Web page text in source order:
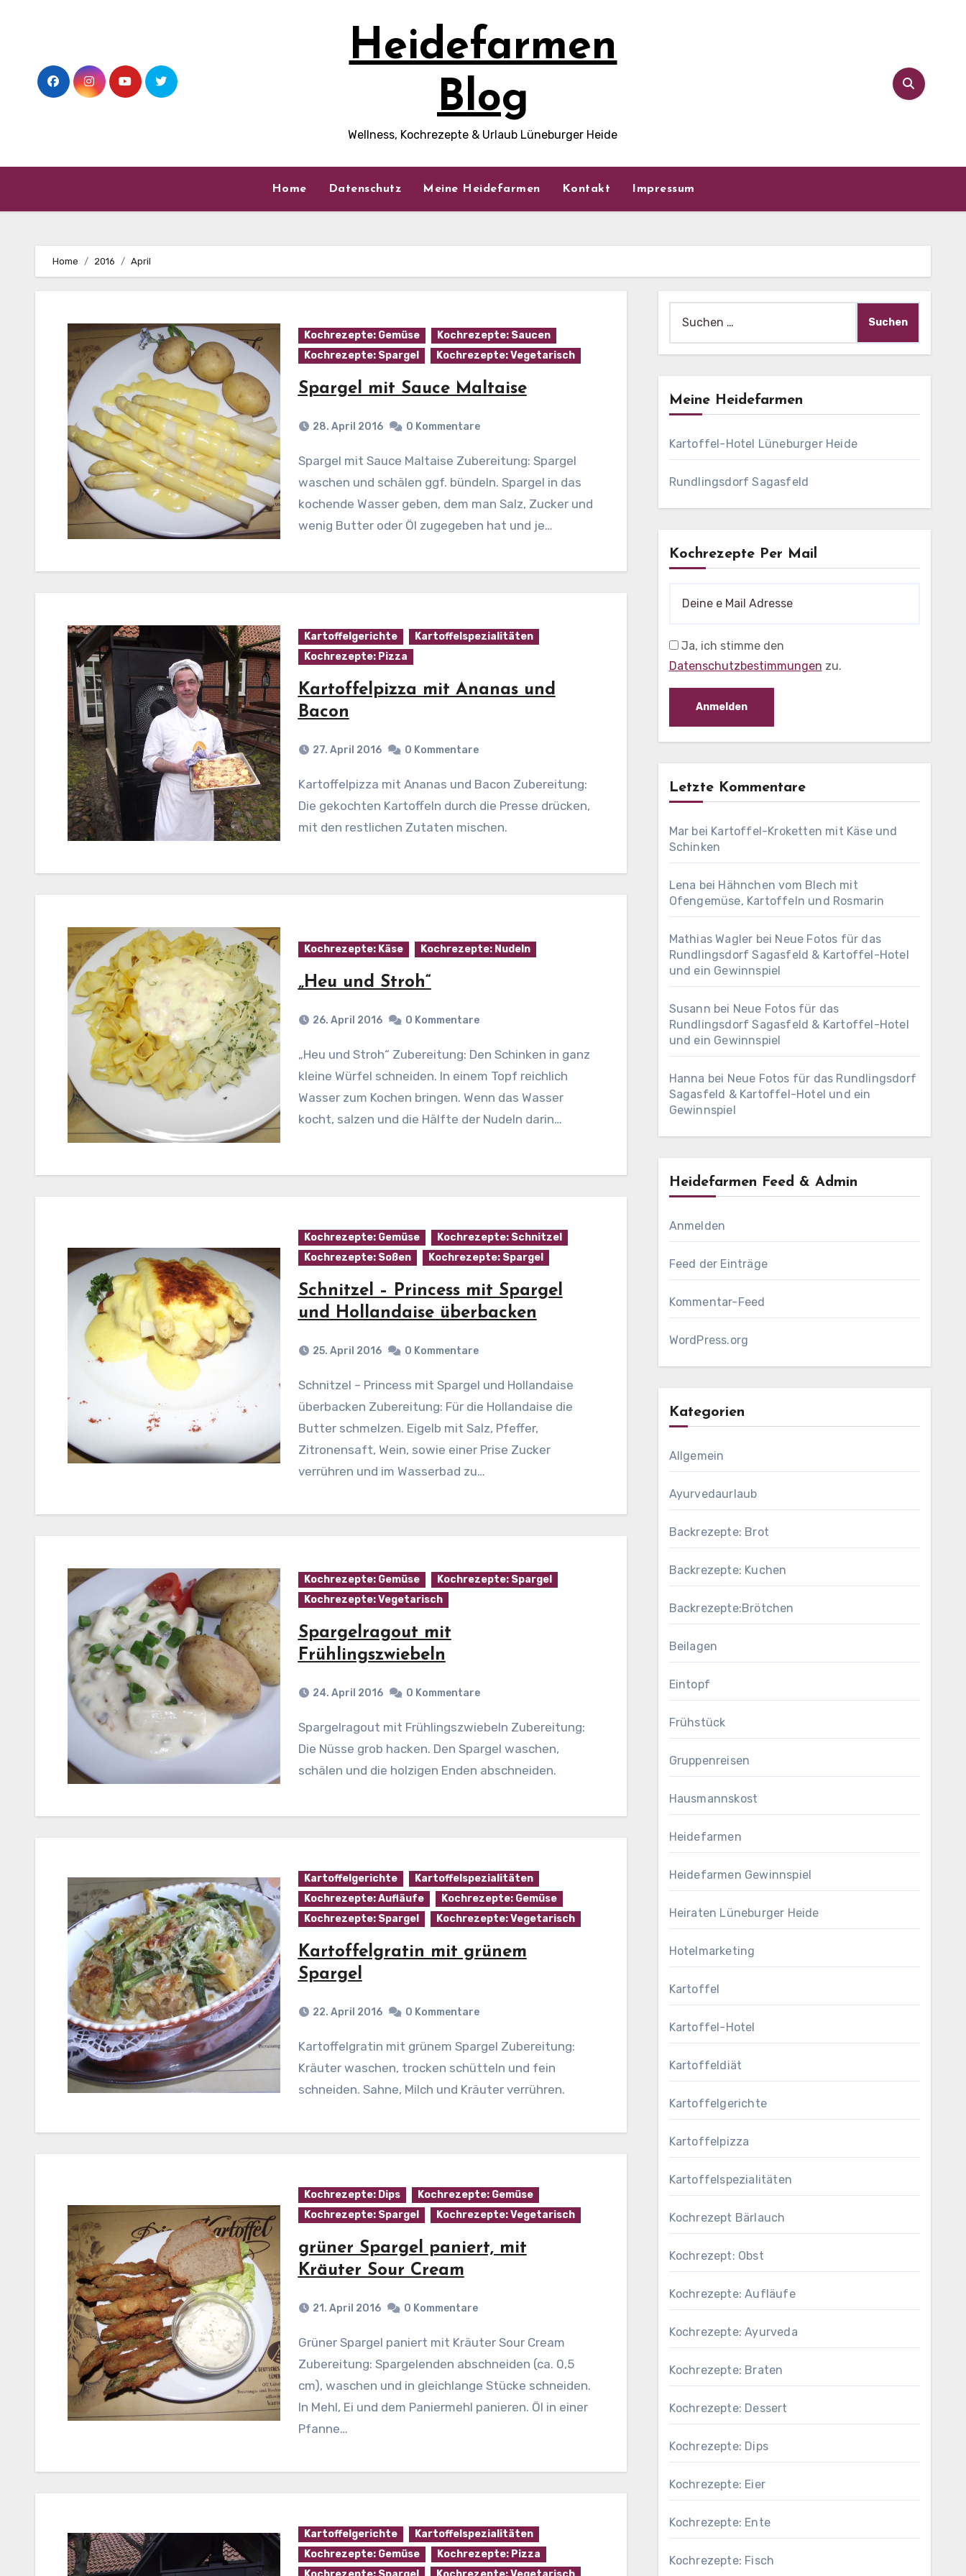
Heidefarmen
Blog
Wellness, Kochrezepte & Urlaub Lüneburger Heide
Home Datenschutz Meine Heidefarmen Kontakt Impressum
Home 2016 April
Kochrezepte: Gemüse
Kochrezepte: Saucen
Kochrezepte: Spargel
Kochrezepte: Vegetarisch
Spargel mit Sauce Maltaise
28. April 2016 0 Kommentare
Spargel mit Sauce Maltaise Zubereitung: Spargel
waschen und schälen ggf. bündeln. Spargel in das
kochende Wasser geben, dem man Salz, Zucker und
wenig Butter oder Öl zugegeben hat und je…
Kartoffelgerichte
Kartoffelspezialitäten
Kochrezepte: Pizza
Kartoffelpizza mit Ananas und
Bacon
27. April 2016 0 Kommentare
Kartoffelpizza mit Ananas und Bacon Zubereitung:
Die gekochten Kartoffeln durch die Presse drücken,
mit den restlichen Zutaten mischen.
Kochrezepte: Käse Kochrezepte: Nudeln
„Heu und Stroh“
26. April 2016 0 Kommentare
„Heu und Stroh“ Zubereitung: Den Schinken in ganz
kleine Würfel schneiden. In einem Topf reichlich
Wasser zum Kochen bringen. Wenn das Wasser
kocht, salzen und die Hälfte der Nudeln darin…
Kochrezepte: Gemüse
Kochrezepte: Schnitzel
Kochrezepte: Soßen
Kochrezepte: Spargel
Schnitzel – Princess mit Spargel
und Hollandaise überbacken
25. April 2016 0 Kommentare
Schnitzel – Princess mit Spargel und Hollandaise
überbacken Zubereitung: Für die Hollandaise die
Butter schmelzen. Eigelb mit Salz, Pfeffer,
Zitronensaft, Wein, sowie einer Prise Zucker
verrühren und im Wasserbad zu…
Kochrezepte: Gemüse
Kochrezepte: Spargel
Kochrezepte: Vegetarisch
Spargelragout mit
Frühlingszwiebeln
24. April 2016 0 Kommentare
Spargelragout mit Frühlingszwiebeln Zubereitung:
Die Nüsse grob hacken. Den Spargel waschen,
schälen und die holzigen Enden abschneiden.
Kartoffelgerichte
Kartoffelspezialitäten
Kochrezepte: Aufläufe
Kochrezepte: Gemüse
Kochrezepte: Spargel
Kochrezepte: Vegetarisch
Kartoffelgratin mit grünem
Spargel
22. April 2016 0 Kommentare
Kartoffelgratin mit grünem Spargel Zubereitung:
Kräuter waschen, trocken schütteln und fein
schneiden. Sahne, Milch und Kräuter verrühren.
Kochrezepte: Dips
Kochrezepte: Gemüse
Kochrezepte: Spargel
Kochrezepte: Vegetarisch
grüner Spargel paniert, mit
Kräuter Sour Cream
21. April 2016 0 Kommentare
Grüner Spargel paniert mit Kräuter Sour Cream
Zubereitung: Spargelenden abschneiden (ca. 0,5
cm), waschen und in gleichlange Stücke schneiden.
In Mehl, Ei und dem Paniermehl panieren. Öl in einer
Pfanne…
Kartoffelgerichte
Kartoffelspezialitäten
Kochrezepte: Gemüse
Kochrezepte: Pizza
nach:
Meine Heidefarmen
Kartoffel-Hotel Lüneburger Heide
Rundlingsdorf Sagasfeld
Kochrezepte Per Mail
Ja, ich stimme den
Datenschutzbestimmungen zu.
Letzte Kommentare
Mar bei Kartoffel-Kroketten mit Käse und
Schinken
Lena bei Hähnchen vom Blech mit
Ofengemüse, Kartoffeln und Rosmarin
Mathias Wagler bei Neue Fotos für das
Rundlingsdorf Sagasfeld & Kartoffel-Hotel
und ein Gewinnspiel
Susann bei Neue Fotos für das
Rundlingsdorf Sagasfeld & Kartoffel-Hotel
und ein Gewinnspiel
Hanna bei Neue Fotos für das Rundlingsdorf
Sagasfeld & Kartoffel-Hotel und ein
Gewinnspiel
Heidefarmen Feed & Admin
Anmelden
Feed der Einträge
Kommentar-Feed
WordPress.org
Kategorien
Allgemein
Ayurvedaurlaub
Backrezepte: Brot
Backrezepte: Kuchen
Backrezepte:Brötchen
Beilagen
Eintopf
Frühstück
Gruppenreisen
Hausmannskost
Heidefarmen
Heidefarmen Gewinnspiel
Heiraten Lüneburger Heide
Hotelmarketing
Kartoffel
Kartoffel-Hotel
Kartoffeldiät
Kartoffelgerichte
Kartoffelpizza
Kartoffelspezialitäten
Kochrezept Bärlauch
Kochrezept: Obst
Kochrezepte: Aufläufe
Kochrezepte: Ayurveda
Kochrezepte: Braten
Kochrezepte: Dessert
Kochrezepte: Dips
Kochrezepte: Eier
Kochrezepte: Ente
Kochrezepte: Fisch